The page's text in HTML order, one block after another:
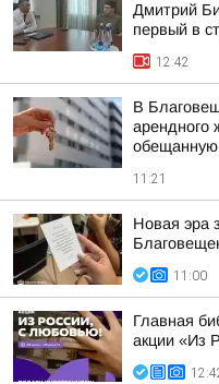
Дмитрий
первый в
12:42
В
арендного
обещанную
11:21
Новая эра
11:00
Главная
акции «Из